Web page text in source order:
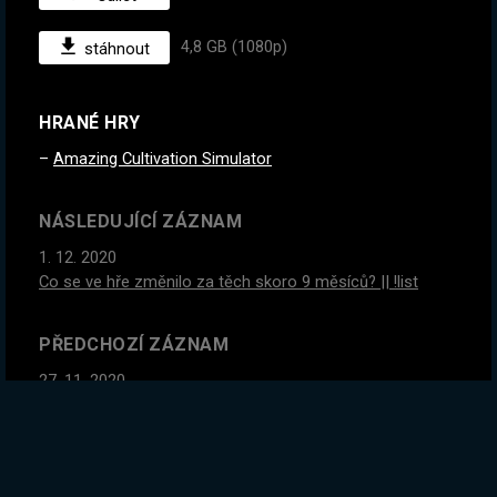
stáhnout 4,8 GB (1080p)
HRANÉ HRY
Amazing Cultivation Simulator
NÁSLEDUJÍCÍ ZÁZNAM
1. 12. 2020
Co se ve hře změnilo za těch skoro 9 měsíců? || !list
PŘEDCHOZÍ ZÁZNAM
27. 11. 2020